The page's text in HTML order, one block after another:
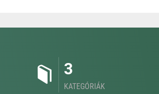
3
KATEGÓRIÁK